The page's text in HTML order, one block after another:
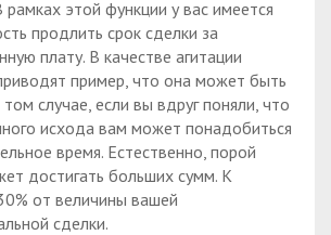
рамках этой функции у вас имеется
продлить срок сделки за
плату. В качестве агитации
пример, что она может быть
случае, если вы вдруг поняли, что
исхода вам может понадобиться
время. Естественно, порой
достигать больших сумм. К
от величины вашей
сделки.